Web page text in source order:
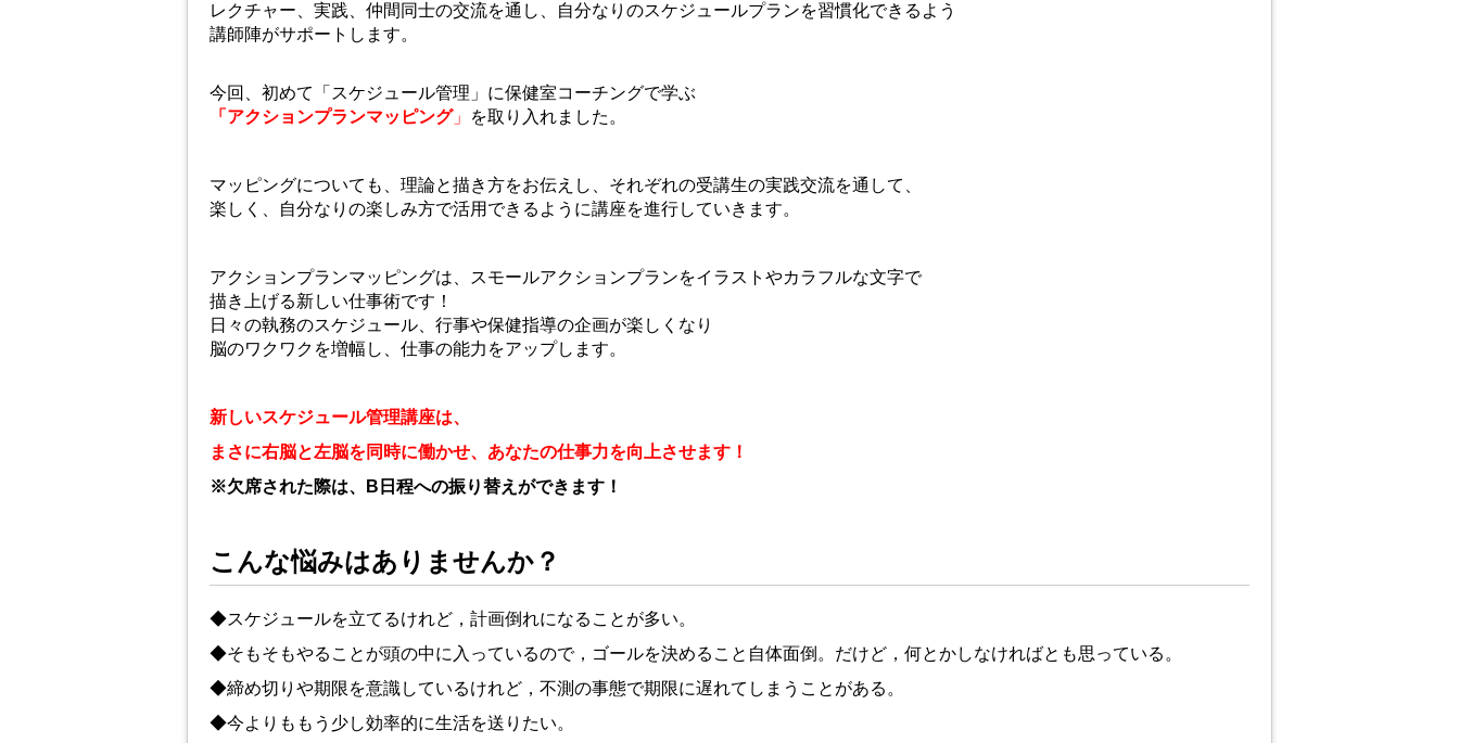
レクチャー、実践、仲間同士の交流を通し、自分なりのスケジュールプランを習慣化できるよう
講師陣がサポートします。
今回、初めて「スケジュール管理」に保健室コーチングで学ぶ
「アクションプランマッピング」 を取り入れました。
マッピングについても、理論と描き方をお伝えし、それぞれの受講生の実践交流を通して、
楽しく、自分なりの楽しみ方で活用できるように講座を進行していきます。
アクションプランマッピングは、スモールアクションプランをイラストやカラフルな文字で
描き上げる新しい仕事術です！
日々の執務のスケジュール、行事や保健指導の企画が楽しくなり
脳のワクワクを増幅し、仕事の能力をアップします。
新しいスケジュール管理講座は、
まさに右脳と左脳を同時に働かせ、あなたの仕事力を向上させます！
※欠席された際は、B日程への振り替えができます！
こんな悩みはありませんか？
◆スケジュールを立てるけれど，計画倒れになることが多い。
◆そもそもやることが頭の中に入っているので，ゴールを決めること自体面倒。だけど，何とかしなければとも思っている。
◆締め切りや期限を意識しているけれど，不測の事態で期限に遅れてしまうことがある。
◆今よりももう少し効率的に生活を送りたい。